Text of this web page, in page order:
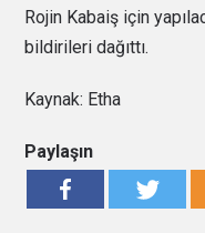
Rojin Kabaiş için
bildirileri dağıttı.
Kaynak: Etha
Paylaşın